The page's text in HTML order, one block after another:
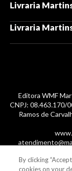
Livraria
Livraria
Editora WMF
CNPJ: 08.463.170/
Ramos de
© 2014 -2026,
By clicking
cookies on your